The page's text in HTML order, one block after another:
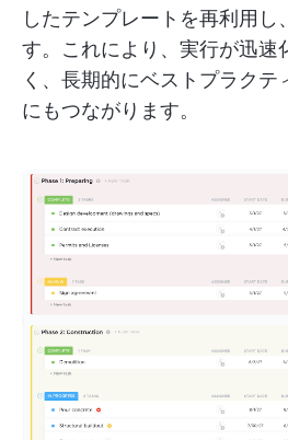
したテンプレートを再利用し
す。これにより、実行が迅速
く、長期的にベストプラクテ
にもつながります。